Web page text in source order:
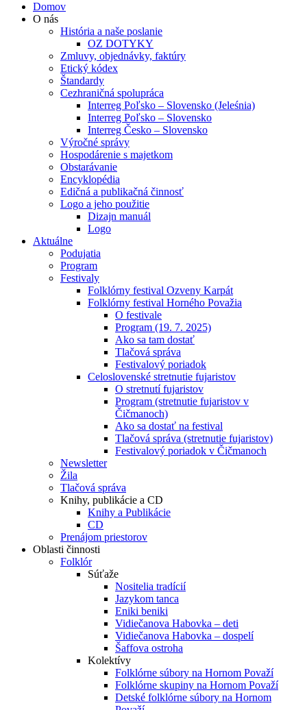
Domov
O nás
História a naše poslanie
OZ DOTYKY
Zmluvy, objednávky, faktúry
Etický kódex
Štandardy
Cezhraničná spolupráca
Interreg Poľsko – Slovensko (Jeleśnia)
Interreg Poľsko – Slovensko
Interreg Česko – Slovensko
Výročné správy
Hospodárenie s majetkom
Obstarávanie
Encyklopédia
Edičná a publikačná činnosť
Logo a jeho použitie
Dizajn manuál
Logo
Aktuálne
Podujatia
Program
Festivaly
Folklórny festival Ozveny Karpát
Folklórny festival Horného Považia
O festivale
Program (19. 7. 2025)
Ako sa tam dostať
Tlačová správa
Festivalový poriadok
Celoslovenské stretnutie fujaristov
O stretnutí fujaristov
Program (stretnutie fujaristov v
Čičmanoch)
Ako sa dostať na festival
Tlačová správa (stretnutie fujaristov)
Festivalový poriadok v Čičmanoch
Newsletter
Žila
Tlačová správa
Knihy, publikácie a CD
Knihy a Publikácie
CD
Prenájom priestorov
Oblasti činnosti
Folklór
Súťaže
Nositelia tradícií
Jazykom tanca
Eniki beniki
Vidiečanova Habovka – deti
Vidiečanova Habovka – dospelí
Šaffova ostroha
Kolektívy
Folklórne súbory na Hornom Považí
Folklórne skupiny na Hornom Považí
Detské folklórne súbory na Hornom